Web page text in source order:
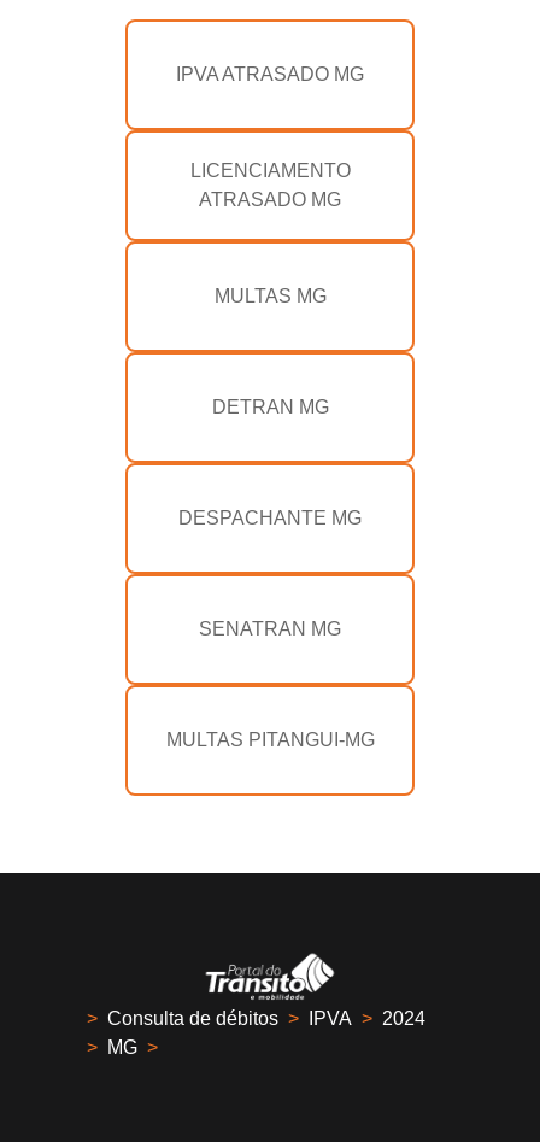
IPVA ATRASADO MG
LICENCIAMENTO
ATRASADO MG
MULTAS MG
DETRAN MG
DESPACHANTE MG
SENATRAN MG
MULTAS PITANGUI-MG
> Consulta de débitos > IPVA > 2024
> MG >